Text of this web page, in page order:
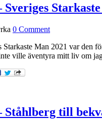
Sveriges
0 Comment
Starkaste Man 2021 var den
ville äventyra mitt liv om
Ståhlberg till